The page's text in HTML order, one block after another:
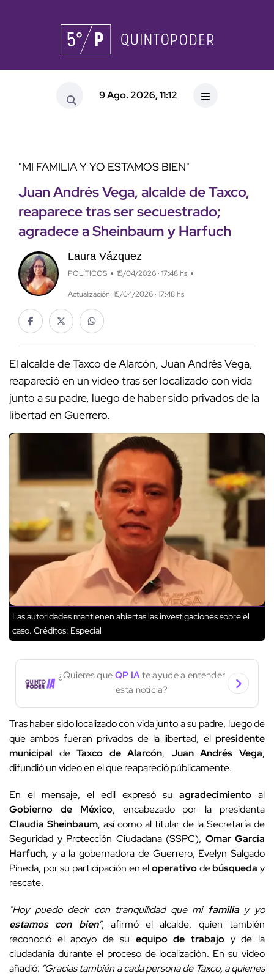
9 Ago. 2026, 11:12
"MI FAMILIA Y YO ESTAMOS BIEN"
Juan Andrés Vega, alcalde de Taxco,
reaparece tras ser secuestrado;
agradece a Sheinbaum y Harfuch
Laura Vázquez
POLÍTICOS 15/04/2026 · 17:48 hs
Actualización: 15/04/2026 · 17:48 hs
El alcalde de Taxco de Alarcón, Juan Andrés Vega,
reapareció en un video tras ser localizado con vida
junto a su padre, luego de haber sido privados de la
libertad en Guerrero.
Las autoridades mantienen abiertas las investigaciones sobre el
caso. Créditos: Especial
¿Quieres que QP IAte ayude a entender
esta noticia?
Tras haber sido localizado con vida junto a su padre, luego de
que ambos fueran privados de la libertad, el presidente
municipal deTaxco de Alarcón, Juan Andrés Vega,
difundió un video en el que reapareció públicamente.
En el mensaje, el edil expresó su agradecimiento al
Gobierno de México, encabezado por la presidenta
Claudia Sheinbaum, así como al titular de la Secretaría de
Seguridad y Protección Ciudadana (SSPC), Omar García
Harfuch, y a la gobernadora de Guerrero, Evelyn Salgado
Pineda, por su participación en eloperativodebúsqueda y
rescate.
"Hoy puedo decir con tranquilidad que mi familiay yo
estamos con bien", afirmó el alcalde, quien también
reconoció el apoyo de su equipo de trabajoy de la
ciudadanía durante el proceso de localización. En su video
añadió: "Gracias también a cada persona de Taxco, a quienes